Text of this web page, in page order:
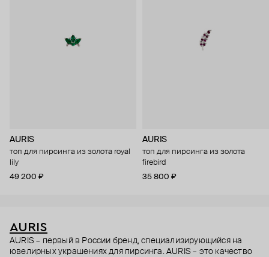
AURIS
топ для пирсинга из золота royal
lily
49 200 ₽
AURIS
топ для пирсинга из золота
firebird
35 800 ₽
AURIS
AURIS – первый в России бренд, специализирующийся на
ювелирных украшениях для пирсинга. AURIS – это качество